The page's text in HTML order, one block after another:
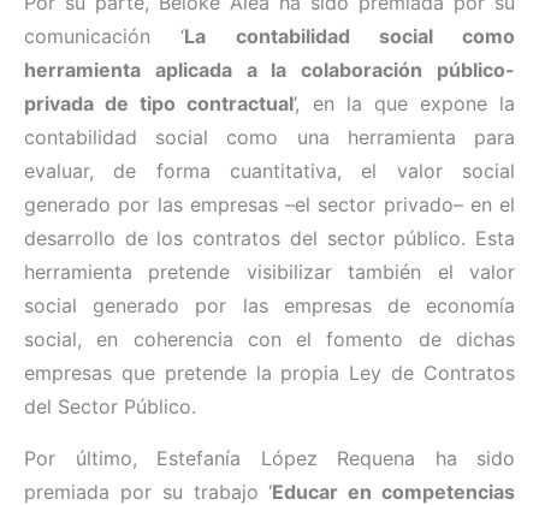
comunicación ‘La contabilidad social como
herramienta aplicada a la colaboración público-
privada de tipo contractual’, en la que expone la
contabilidad social como una herramienta para
evaluar, de forma cuantitativa, el valor social
generado por las empresas –el sector privado– en el
desarrollo de los contratos del sector público. Esta
herramienta pretende visibilizar también el valor
social generado por las empresas de economía
social, en coherencia con el fomento de dichas
empresas que pretende la propia Ley de Contratos
del Sector Público.
Por último, Estefanía López Requena ha sido
premiada por su trabajo ‘Educar en competencias